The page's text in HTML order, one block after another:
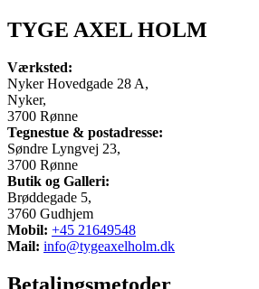
TYGE AXEL HOLM
Værksted:
Nyker Hovedgade 28 A,
Nyker,
3700 Rønne
Tegnestue & postadresse:
Søndre Lyngvej 23,
3700 Rønne
Butik og Galleri:
Brøddegade 5,
3760 Gudhjem
Mobil: +45 21649548
Mail: info@tygeaxelholm.dk